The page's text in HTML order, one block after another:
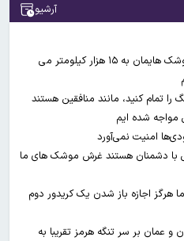
آرشیو
امام‌جمعه اهواز: با افزایش برد موشک هایمان به ۱۵ هزار کیلومتر می
تمام کنید، مانند منافقین هستند
مواجه شده ایم
امنیت نمی‌آورد
با دشمنان هستند غرش موشک های ما
هرگز اجازه باز شدن یک کریدور دوم
و عمان بر سر تنگه هرمز تقریبا به